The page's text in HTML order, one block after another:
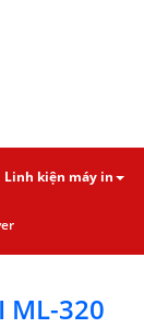
Linh kiện máy in
ML-320